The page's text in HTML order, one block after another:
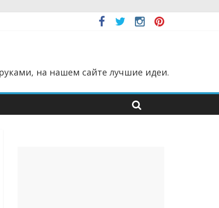
на нашем сайте лучшие идеи.